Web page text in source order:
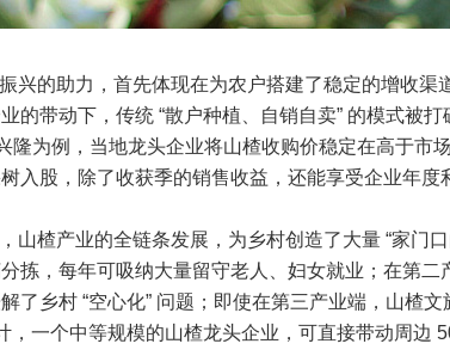
兴的助力，首先体现在为农户搭建了稳定的增收
的带动下，传统 “散户种植、自销自卖” 的模式
隆为例，当地龙头企业将山楂收购价稳定在高于
入股，除了收获季的销售收益，还能享受企业年度
山楂产业的全链条发展，为乡村创造了大量 “家门
拣，每年可吸纳大量留守老人、妇女就业；在第
了乡村 “空心化” 问题；即使在第三产业端，山楂
，一个中等规模的山楂龙头企业，可直接带动周边